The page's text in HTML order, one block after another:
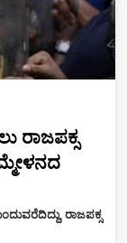
ರಾಜಪಕ್ಸ
ರಾಜಪಕ್ಸ